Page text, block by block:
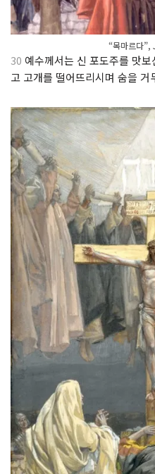
“목마르다
30 예수께서는 신 포도주를 맛
고 고개를 떨어뜨리시며 숨을 거